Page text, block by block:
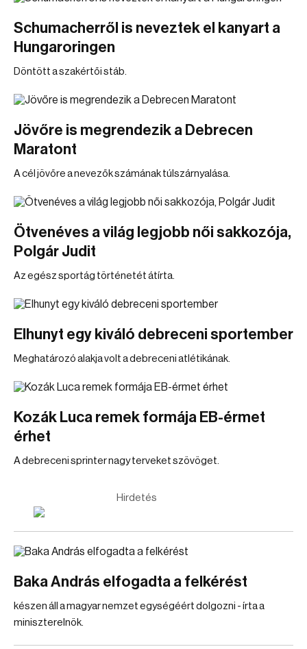
Schumacherről is neveztek el kanyart a
Hungaroringen
Döntött a szakértői stáb.
Jövőre is megrendezik a Debrecen
Maratont
A cél jövőre a nevezők számának túlszárnyalása.
Ötvenéves a világ legjobb női sakkozója,
Polgár Judit
Az egész sportág történetét átírta.
Elhunyt egy kiváló debreceni sportember
Meghatározó alakja volt a debreceni atlétikának.
Kozák Luca remek formája EB-érmet
érhet
A debreceni sprinter nagy terveket szövöget.
Hirdetés
Baka András elfogadta a felkérést
készen áll a magyar nemzet egységéért dolgozni - írta a
miniszterelnök.